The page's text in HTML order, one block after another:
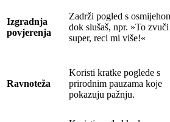
Izgradnja
povjerenja
Zadrži pogled s
dok slušaš, npr. »To zvuči
super, reci mi više!«
Ravnoteža
Koristi kratke poglede s
prirodnim pauzama koje
pokazuju pažnju.